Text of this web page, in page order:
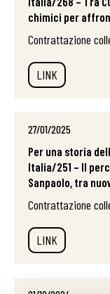
chimici per
Contrattazione
LINK
27/01/2025
Per una storia
Italia/251 – Il
Sanpaolo, tra
Contrattazione
LINK